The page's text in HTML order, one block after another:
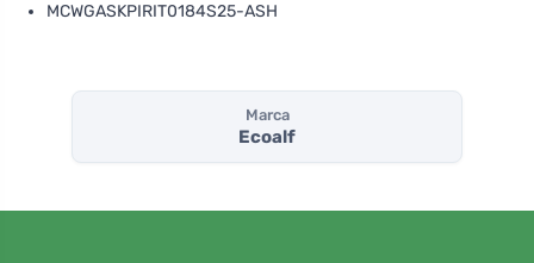
MCWGASKPIRIT0184S25-ASH
Marca
Ecoalf